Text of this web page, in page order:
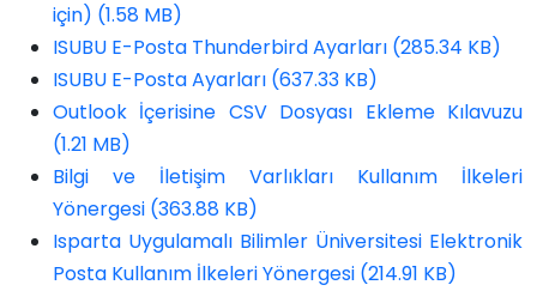
için) (1.58 MB)
ISUBU E-Posta Thunderbird Ayarları (285.34 KB)
ISUBU E-Posta Ayarları (637.33 KB)
Outlook İçerisine CSV Dosyası Ekleme Kılavuzu
(1.21 MB)
Bilgi ve İletişim Varlıkları Kullanım İlkeleri
Yönergesi (363.88 KB)
Isparta Uygulamalı Bilimler Üniversitesi Elektronik
Posta Kullanım İlkeleri Yönergesi (214.91 KB)